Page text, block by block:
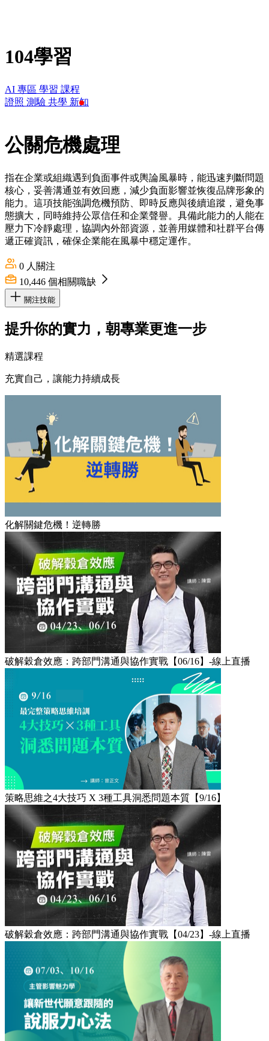
104學習
AI 專區 學習 課程
證照 測驗 共學 新知
公關危機處理
指在企業或組織遇到負面事件或輿論風暴時，能迅速判斷問題
核心，妥善溝通並有效回應，減少負面影響並恢復品牌形象的
能力。這項技能強調危機預防、即時反應與後續追蹤，避免事
態擴大，同時維持公眾信任和企業聲譽。具備此能力的人能在
壓力下冷靜處理，協調內外部資源，並善用媒體和社群平台傳
遞正確資訊，確保企業能在風暴中穩定運作。
0 人關注
10,446 個相關職缺
關注技能
提升你的實力，朝專業更進一步
精選課程
充實自己，讓能力持續成長
化解關鍵危機！逆轉勝
破解穀倉效應：跨部門溝通與協作實戰【06/16】-線上直播​
策略思維之4大技巧 X 3種工具洞悉問題本質【9/16】
破解穀倉效應：跨部門溝通與協作實戰【04/23】-線上直播​